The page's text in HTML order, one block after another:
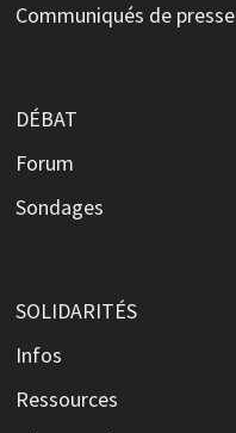
Communiqués de presse
DÉBAT
Forum
Sondages
SOLIDARITÉS
Infos
Ressources